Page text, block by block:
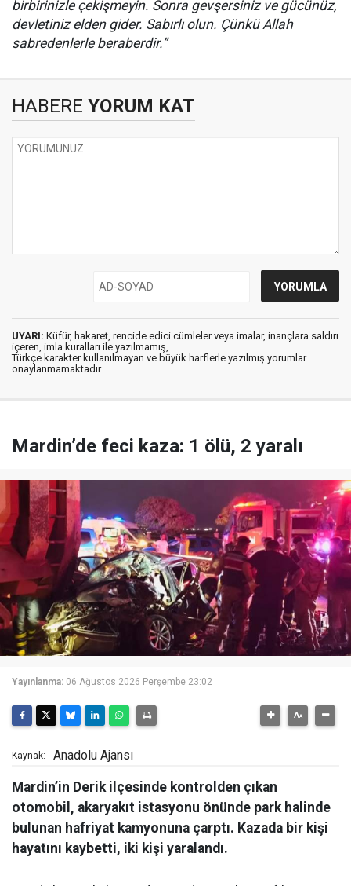
birbirinizle çekişmeyin. Sonra gevşersiniz ve gücünüz,
devletiniz elden gider. Sabırlı olun. Çünkü Allah
sabredenlerle beraberdir.”
HABERE YORUM KAT
UYARI: Küfür, hakaret, rencide edici cümleler veya imalar, inançlara saldırı
içeren, imla kuralları ile yazılmamış,
Türkçe karakter kullanılmayan ve büyük harflerle yazılmış yorumlar
onaylanmamaktadır.
Mardin’de feci kaza: 1 ölü, 2 yaralı
Yayınlanma: 06 Ağustos 2026 Perşembe 23:02
Kaynak: Anadolu Ajansı
Mardin’in Derik ilçesinde kontrolden çıkan
otomobil, akaryakıt istasyonu önünde park halinde
bulunan hafriyat kamyonuna çarptı. Kazada bir kişi
hayatını kaybetti, iki kişi yaralandı.